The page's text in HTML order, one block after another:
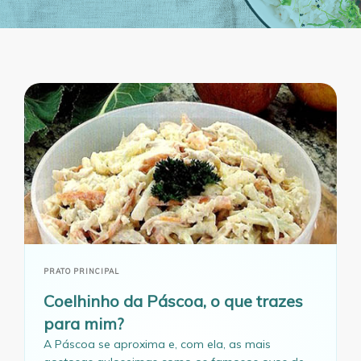
PRATO PRINCIPAL
Coelhinho da Páscoa, o que trazes
para mim?
A Páscoa se aproxima e, com ela, as mais